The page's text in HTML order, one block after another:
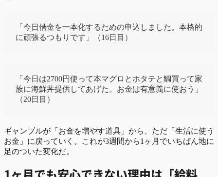
「今日借金を一本化するための申込しました。本格的
に頑張るつもりです」（16日目）
「今日は2700円使って本マグロとホタテと鯛買って家
族に海鮮丼提供してあげた。お金は有意義に使おう」
（20日目）
ギャンブルが「お金を増やす道具」から、ただ「生活に使う
お金」に戻っていく。これが3週間から1ヶ月でいちばん地に
足のついた変化だ。